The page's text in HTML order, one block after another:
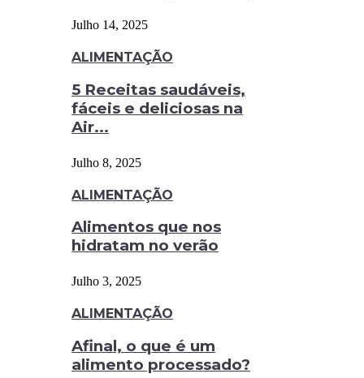
Julho 14, 2025
ALIMENTAÇÃO
5 Receitas saudáveis,
fáceis e deliciosas na
Air...
Julho 8, 2025
ALIMENTAÇÃO
Alimentos que nos
hidratam no verão
Julho 3, 2025
ALIMENTAÇÃO
Afinal, o que é um
alimento processado?